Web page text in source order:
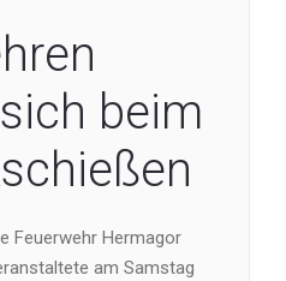
beim
Feuerwehr Hermagor
am Samstag